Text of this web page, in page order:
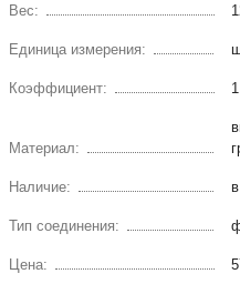
Вес:
Единица измерения:
Коэффициент: 1
Материал:
Наличие:
Тип соединения:
Цена: